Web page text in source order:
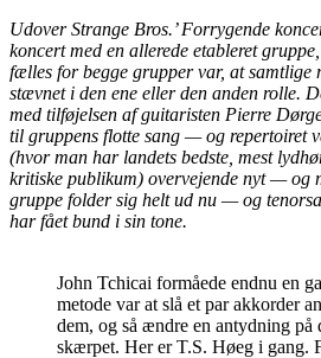
Udover Strange Bros.’ Forrygende
koncert med en allerede etableret
fælles for begge grupper var, at samtlige
stævnet i den ene eller den anden rolle.
med tilføjelsen af guitaristen Pierre
til gruppens flotte sang — og repertoiret
(hvor man har landets bedste, mest
kritiske publikum) overvejende nyt — og
gruppe folder sig helt ud nu — og
har fået bund i sin tone.
John Tchicai formåede endnu en
metode var at slå et par akkorder
dem, og så ændre en antydning på
skærpet. Her er T.S. Høeg i gang.